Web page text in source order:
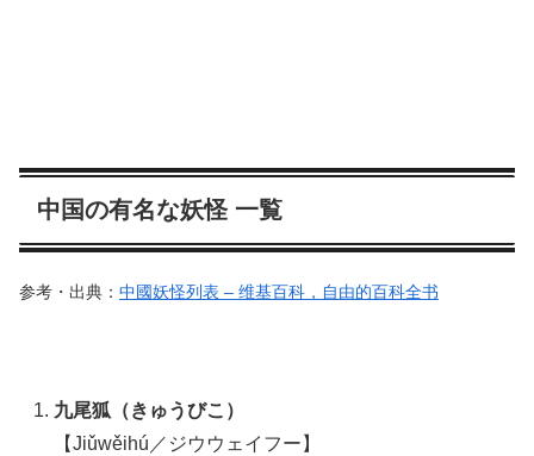
中国の有名な妖怪 一覧
参考・出典： 中國妖怪列表 – 维基百科，自由的百科全书
九尾狐（きゅうびこ）
【Jiǔwěihú／ジウウェイフー】